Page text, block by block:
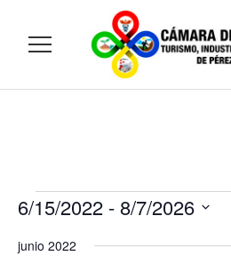
6/15/2022 - 8/7/2026
la
junio 2022